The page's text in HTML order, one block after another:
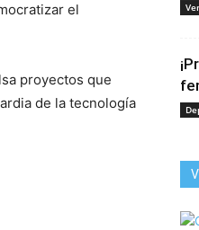
el
proyectos que
de la tecnología